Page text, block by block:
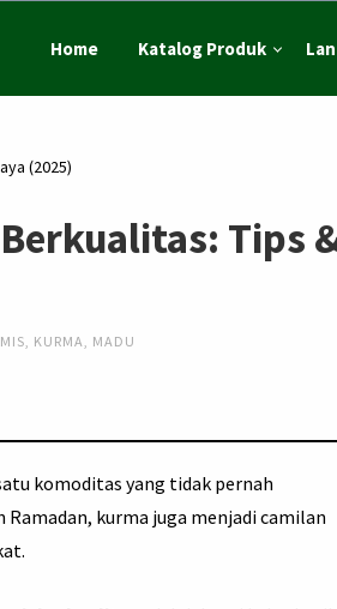
Home Katalog Produk
(2025)
Tips
, KURMA, MADU
komoditas yang tidak pernah
Ramadan, kurma juga menjadi camilan